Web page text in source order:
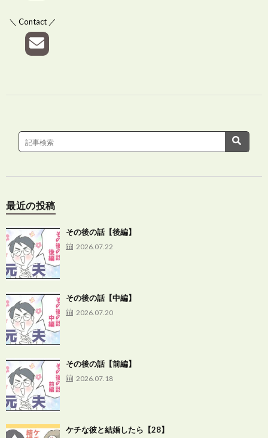
＼ Contact ／
最近の投稿
その後の話【後編】
2026.07.22
その後の話【中編】
2026.07.20
その後の話【前編】
2026.07.18
ケチな彼と結婚したら【28】